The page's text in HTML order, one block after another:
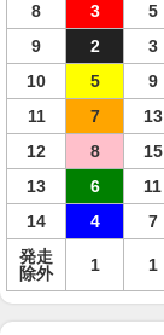
8
3 5
9
2 3
10
5 9
11
7 13
12
8 15
13
6 11
14
4 7
発走
除外
1 1